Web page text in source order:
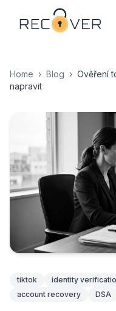
Home › Blog › Ověření
napravit
tiktok identity
account recovery
DSA